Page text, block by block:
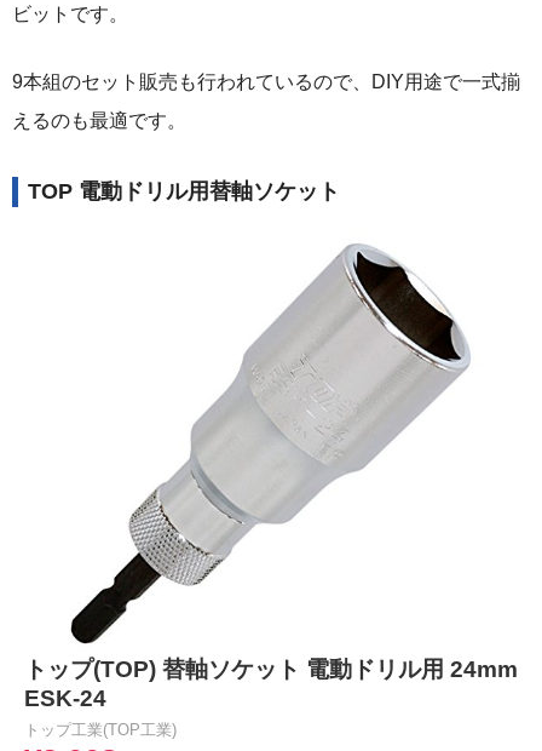
ビットです。
9本組のセット販売も行われているので、DIY用途で一式揃
えるのも最適です。
TOP 電動ドリル用替軸ソケット
トップ(TOP) 替軸ソケット 電動ドリル用 24mm
ESK-24
トップ工業(TOP工業)